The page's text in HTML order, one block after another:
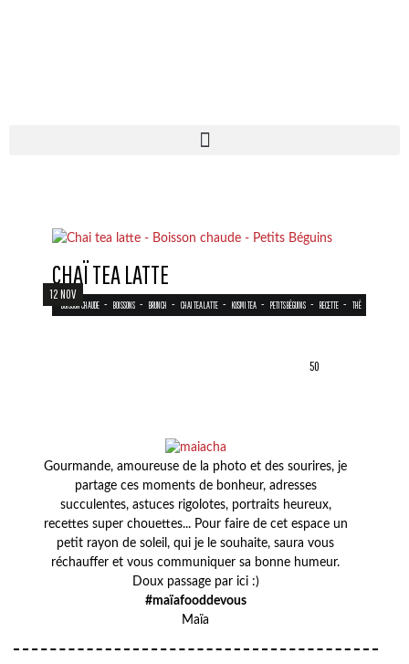
12 NOV
CHAÏ TEA LATTE
BOISSON CHAUDE - BOISSONS - BRUNCH - CHAI TEA LATTE - KUSMI TEA - PETITS BÉGUINS - RECETTE - THÉ
50
Gourmande, amoureuse de la photo et des sourires, je
partage ces moments de bonheur, adresses
succulentes, astuces rigolotes, portraits heureux,
recettes super chouettes... Pour faire de cet espace un
petit rayon de soleil, qui je le souhaite, saura vous
réchauffer et vous communiquer sa bonne humeur.
Doux passage par ici :)
#maïafooddevous
Maïa